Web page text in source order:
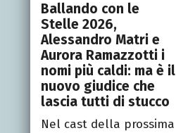
Ballando con le
Stelle 2026,
Alessandro Matri e
Aurora Ramazzotti i
nomi più caldi: ma è il
nuovo giudice che
lascia tutti di stucco
Nel cast della prossima